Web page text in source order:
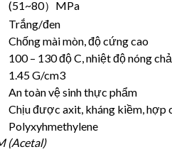
(51~80）MPa
Trắng/đen
Chống mài mòn, độ cứng cao
100 – 130 độ C, nhiệt độ nóng
1.45 G/cm3
An toàn vệ sinh thực phẩm
Chịu được axit, kháng kiềm, hợp
Polyxyhmethylene
(Acetal)